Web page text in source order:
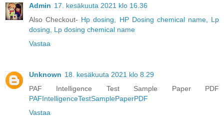
Admin 17. kesäkuuta 2021 klo 16.36
Also Checkout- Hp dosing, HP Dosing chemical name, Lp
dosing, Lp dosing chemical name
Vastaa
Unknown 18. kesäkuuta 2021 klo 8.29
PAF Intelligence Test Sample Paper PDF
PAFIntelligenceTestSamplePaperPDF
Vastaa